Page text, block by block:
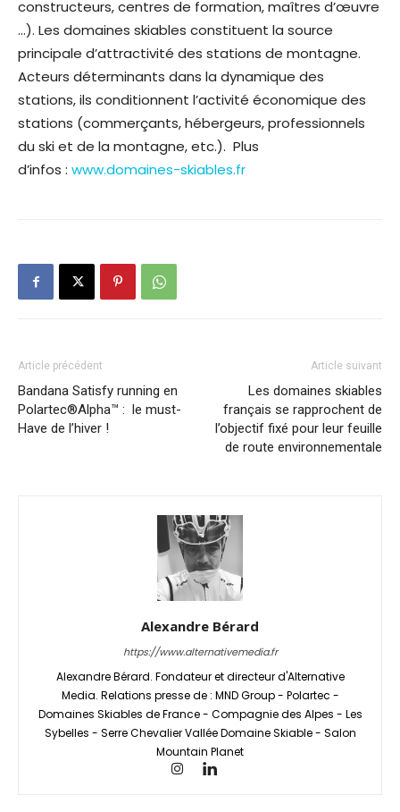
constructeurs, centres de formation, maîtres d’œuvre
…). Les domaines skiables constituent la source
principale d’attractivité des stations de montagne.
Acteurs déterminants dans la dynamique des
stations, ils conditionnent l’activité économique des
stations (commerçants, hébergeurs, professionnels
du ski et de la montagne, etc.). Plus
d’infos : www.domaines-skiables.fr
Article précédent
Bandana Satisfy running en
Polartec®Alpha™ : le must-
Have de l’hiver !
Article suivant
Les domaines skiables
français se rapprochent de
l’objectif fixé pour leur feuille
de route environnementale
Alexandre Bérard
https://www.alternativemedia.fr
Alexandre Bérard. Fondateur et directeur d'Alternative
Media. Relations presse de : MND Group - Polartec -
Domaines Skiables de France - Compagnie des Alpes - Les
Sybelles - Serre Chevalier Vallée Domaine Skiable - Salon
Mountain Planet